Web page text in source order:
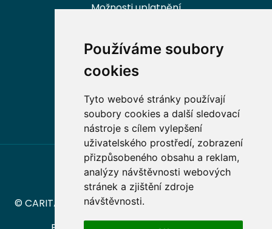
Používáme soubory
cookies
Tyto webové stránky používají
soubory cookies a další sledovací
nástroje s cílem vylepšení
uživatelského prostředí, zobrazení
přizpůsobeného obsahu a reklam,
analýzy návštěvnosti webových
stránek a zjištění zdroje
návštěvnosti.
Možnosti uplatnění
Nabídky práce v oboru
© CARITAS – Vyšší odborná škola sociální Olomouc